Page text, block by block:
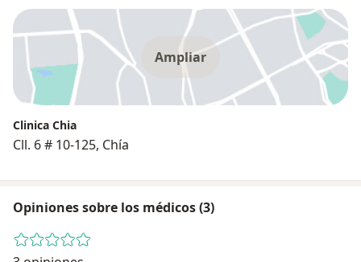
Ampliar
Clinica Chia
Cll. 6 # 10-125, Chía
Opiniones sobre los médicos (3)